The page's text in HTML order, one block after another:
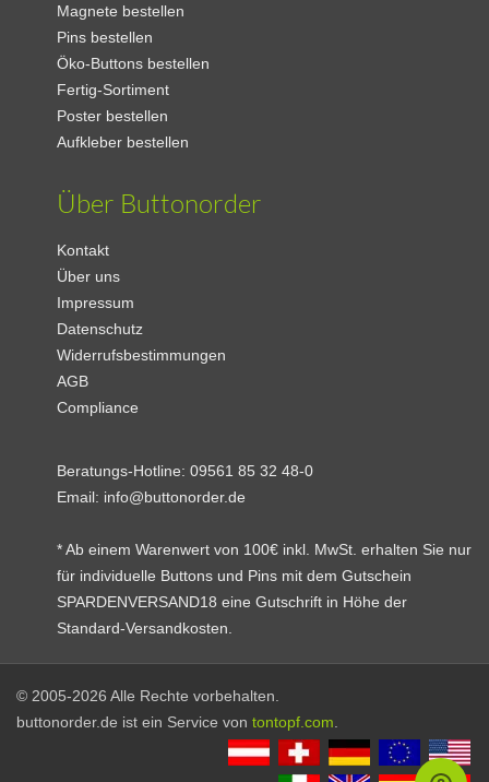
Magnete bestellen
Pins bestellen
Öko-Buttons bestellen
Fertig-Sortiment
Poster bestellen
Aufkleber bestellen
Über Buttonorder
Kontakt
Über uns
Impressum
Datenschutz
Widerrufsbestimmungen
AGB
Compliance
Beratungs-Hotline:09561 85 32 48-0
Email: info@buttonorder.de
* Ab einem Warenwert von 100€ inkl. MwSt. erhalten Sie nur
für individuelle Buttons und Pins mit dem Gutschein
SPARDENVERSAND18 eine Gutschrift in Höhe der
Standard-Versandkosten.
© 2005-2026 Alle Rechte vorbehalten.
buttonorder.de ist ein Service von tontopf.com